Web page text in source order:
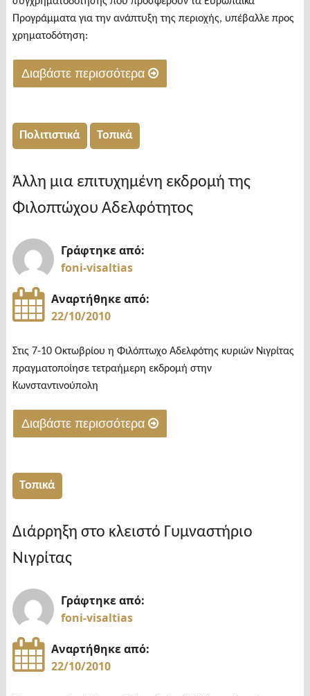
Προγράμματα για την ανάπτυξη της περιοχής, υπέβαλλε προς
χρηματοδότηση:
Διαβάστε περισσότερα
προς
Πολιτιστικά Τοπικά
Άλλη μια επιτυχημένη εκδρομή της
Φιλοπτώχου Αδελφότητος
Γράφτηκε από:
foni-visaltias
Αναρτήθηκε από:
22/10/2010
Στις 7-10 Οκτωβρίου η Φιλόπτωχο Αδελφότης κυριών Νιγρίτας
πραγματοποίησε τετραήμερη εκδρομή στην
Κωνσταντινούπολη
Διαβάστε περισσότερα
επιτυχημένη
της
Φιλοπτώχου
Αδελφότητος"
Τοπικά
Διάρρηξη στο κλειστό Γυμναστήριο
Νιγρίτας
Γράφτηκε από:
foni-visaltias
Αναρτήθηκε από:
22/10/2010